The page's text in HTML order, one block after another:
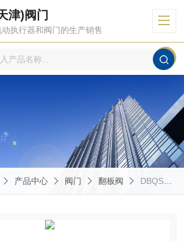
津)阀门
执行器和阀门的生产销售
产品中心 阀门 翻板阀 DBQSFJ-Ⅱ阀门装置 双层双门重锤翻板阀700×700